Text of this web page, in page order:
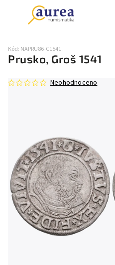
Prusko, Groš 1541
Kód: NAPRU86-C1541
Neohodnoceno